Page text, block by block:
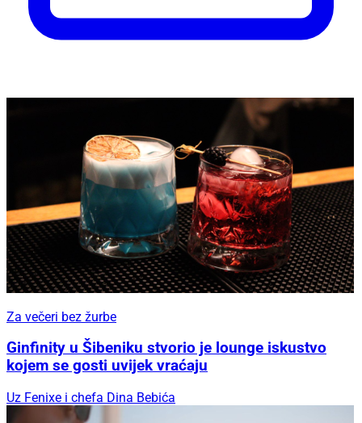
Za večeri bez žurbe
Ginfinity u Šibeniku stvorio je lounge iskustvo
kojem se gosti uvijek vraćaju
Uz Fenixe i chefa Dina Bebića